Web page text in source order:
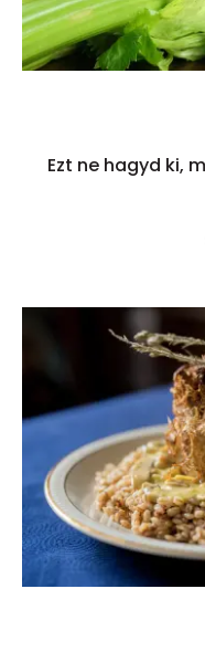
Ezt ne hagyd ki,